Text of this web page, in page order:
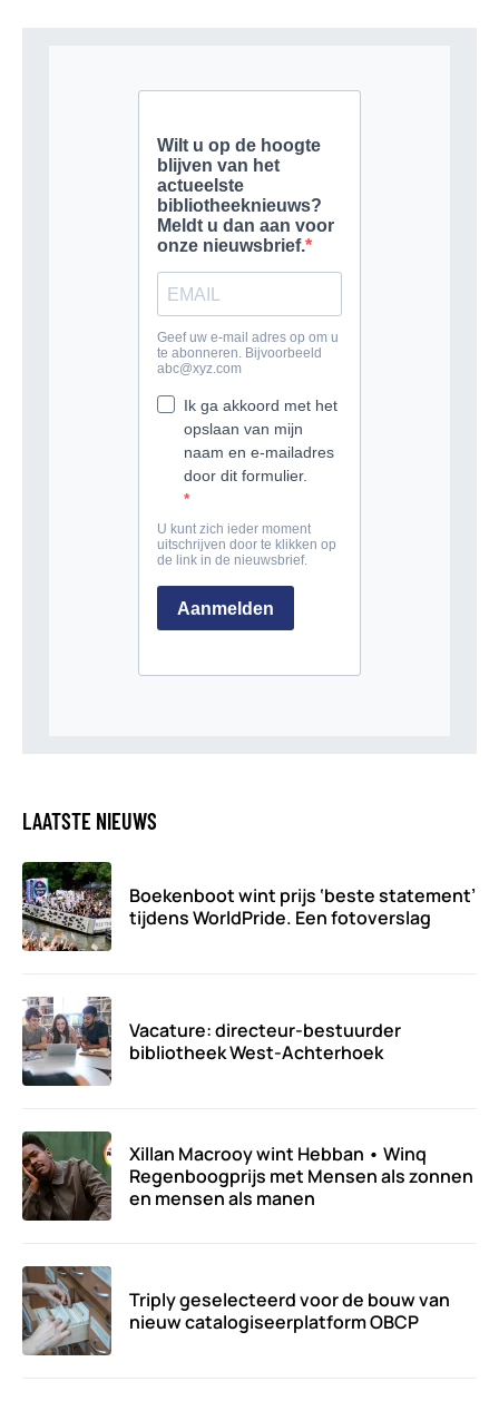
LAATSTE NIEUWS
Boekenboot wint prijs ‘beste statement’
tijdens WorldPride. Een fotoverslag
Vacature: directeur-bestuurder
bibliotheek West-Achterhoek
Xillan Macrooy wint Hebban • Winq
Regenboogprijs met Mensen als zonnen
en mensen als manen
Triply geselecteerd voor de bouw van
nieuw catalogiseerplatform OBCP